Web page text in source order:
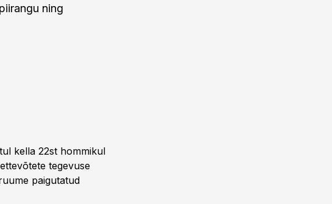
ning
kella 22st hommikul
tegevuse
paigutatud